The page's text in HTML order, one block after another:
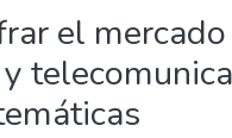
el